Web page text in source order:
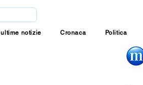
ultime notizie Cronaca Politica